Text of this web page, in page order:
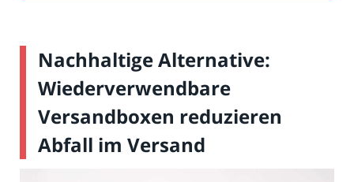
Nachhaltige Alternative:
Wiederverwendbare
Versandboxen reduzieren
Abfall im Versand